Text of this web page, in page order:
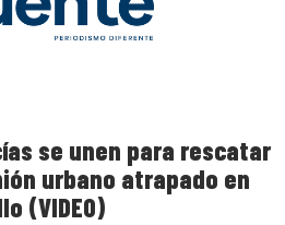
se unen para rescatar
urbano atrapado en
(VIDEO)